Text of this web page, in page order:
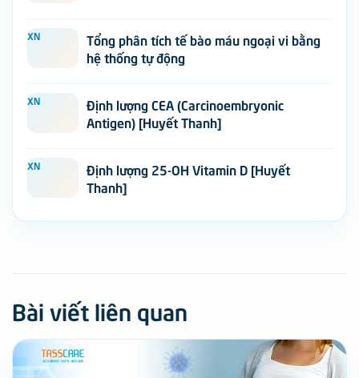
XN
Tổng phân tích tế bào máu ngoại vi bằng
hệ thống tự động
XN
Định lượng CEA (Carcinoembryonic
Antigen) [Huyết Thanh]
XN
Định lượng 25-OH Vitamin D [Huyết
Thanh]
Bài viết liên quan